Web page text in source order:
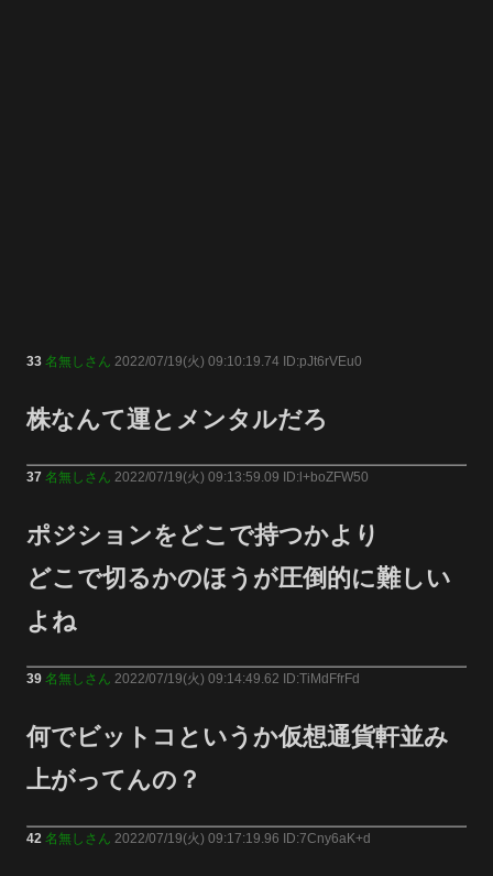
33 名無しさん 2022/07/19(火) 09:10:19.74 ID:pJt6rVEu0
株なんて運とメンタルだろ
37 名無しさん 2022/07/19(火) 09:13:59.09 ID:l+boZFW50
ポジションをどこで持つかより
どこで切るかのほうが圧倒的に難しい
よね
39 名無しさん 2022/07/19(火) 09:14:49.62 ID:TiMdFfrFd
何でビットコというか仮想通貨軒並み
上がってんの？
42 名無しさん 2022/07/19(火) 09:17:19.96 ID:7Cny6aK+d